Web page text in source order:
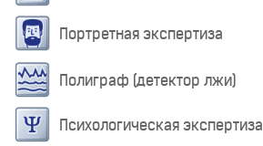
Портретная экспертиза
Полиграф (детектор лжи)
Психологическая экспертиза